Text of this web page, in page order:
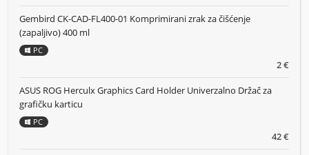
2 €
Gembird CK-CAD-FL400-01 Komprimirani zrak za čišćenje
(zapaljivo) 400 ml
PC
42 €
ASUS ROG Herculx Graphics Card Holder Univerzalno Držač za
grafičku karticu
PC